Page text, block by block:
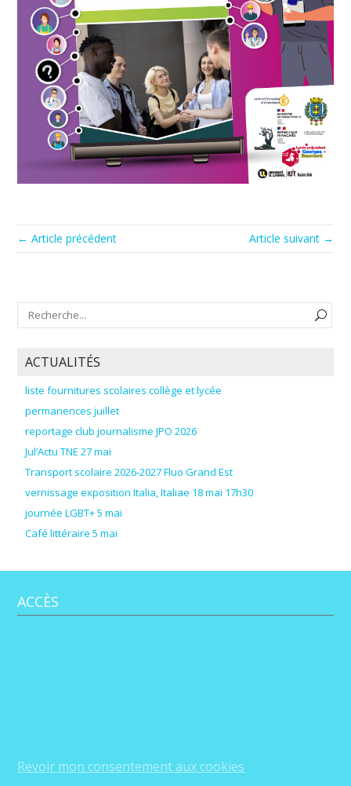
← Article précédent Article suivant →
ACTUALITÉS
liste fournitures scolaires collège et lycée
permanences juillet
reportage club journalisme JPO 2026
Jul’Actu TNE 27 mai
Transport scolaire 2026-2027 Fluo Grand Est
vernissage exposition Italia, Italiae 18 mai 17h30
journée LGBT+ 5 mai
Café littéraire 5 mai
ACCÈS
Revoir mon consentement aux cookies